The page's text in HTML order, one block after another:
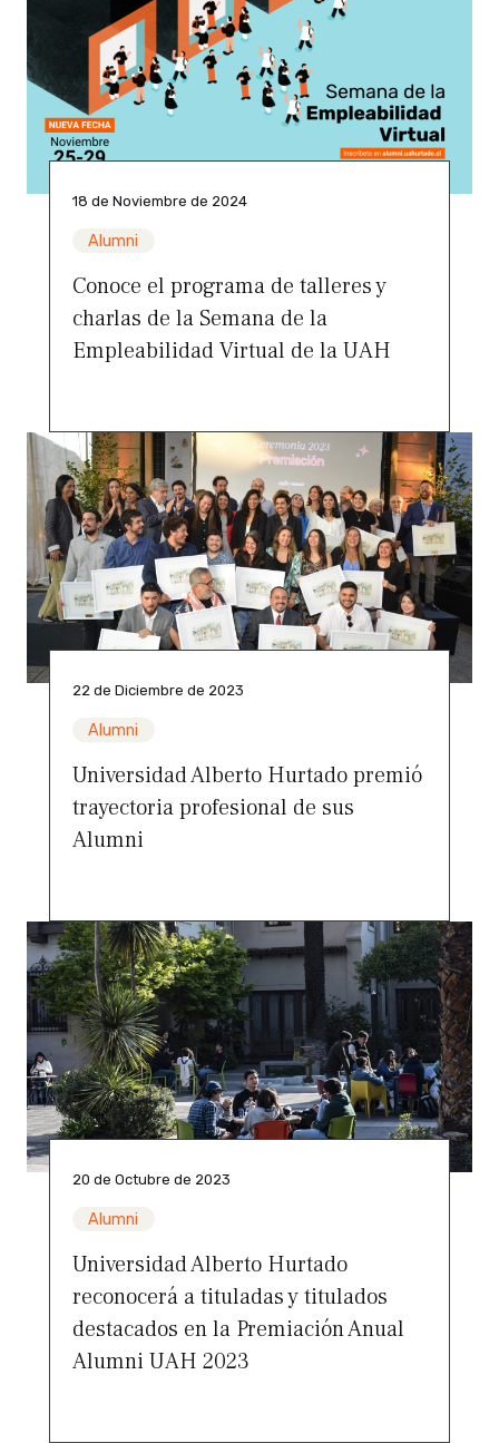
18 de Noviembre de 2024
Alumni
Conoce el programa de talleres y
charlas de la Semana de la
Empleabilidad Virtual de la UAH
22 de Diciembre de 2023
Alumni
Universidad Alberto Hurtado premió
trayectoria profesional de sus
Alumni
20 de Octubre de 2023
Alumni
Universidad Alberto Hurtado
reconocerá a tituladas y titulados
destacados en la Premiación Anual
Alumni UAH 2023